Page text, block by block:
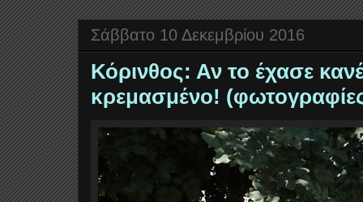
Σάββατο 10 Δεκεμβρίου 2016
Κόρινθος: Αν το έχασε
κρεμασμένο!